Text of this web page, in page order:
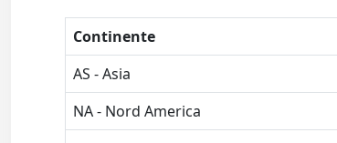
Continente
AS - Asia
NA - Nord America